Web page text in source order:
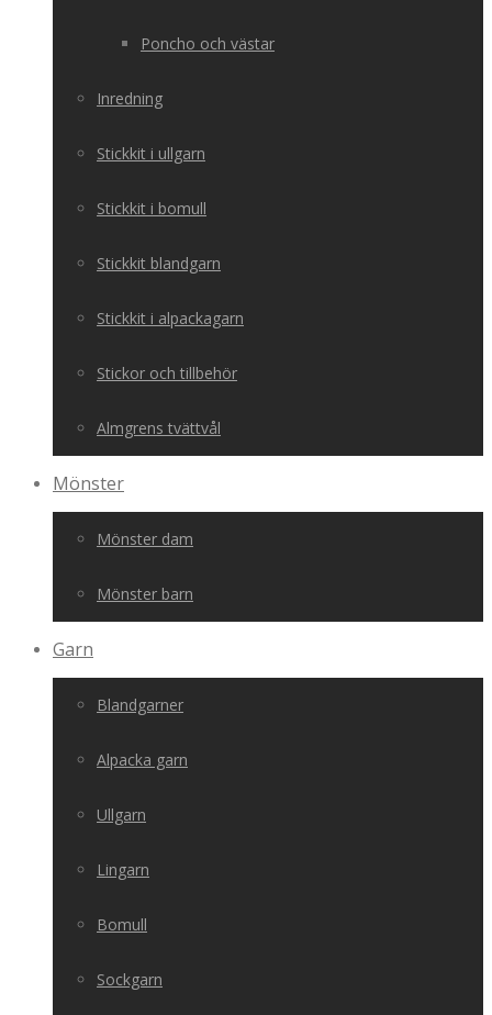
Poncho och västar
Inredning
Stickkit i ullgarn
Stickkit i bomull
Stickkit blandgarn
Stickkit i alpackagarn
Stickor och tillbehör
Almgrens tvättvål
Mönster
Mönster dam
Mönster barn
Garn
Blandgarner
Alpacka garn
Ullgarn
Lingarn
Bomull
Sockgarn